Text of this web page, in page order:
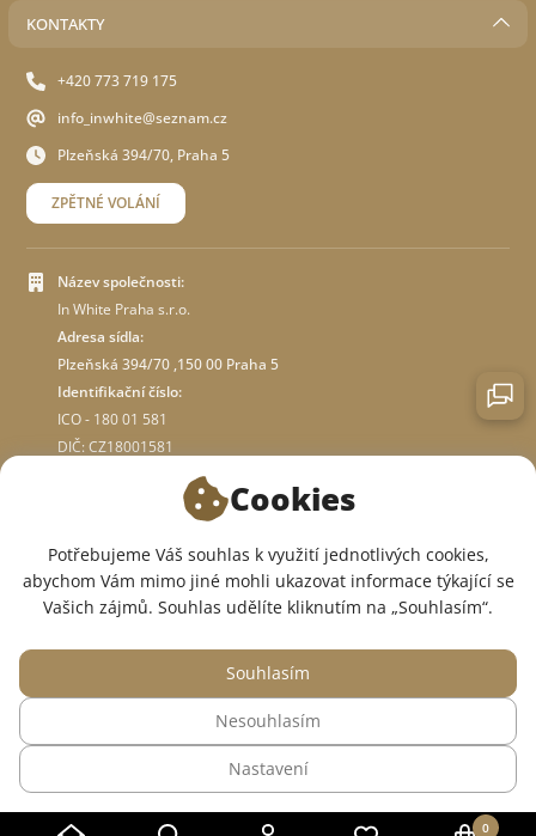
0
KONTAKTY
+420 773 719 175
info_inwhite@seznam.cz
Plzeňská 394/70, Praha 5
ZPĚTNÉ VOLÁNÍ
Název společnosti:
In White Praha s.r.o.
Adresa sídla:
Plzeňská 394/70 ,150 00 Praha 5
Identifikační číslo:
ICO - 180 01 581
DIČ: CZ18001581
JSME V SOCIÁLNÍCH SÍTÍCH:
© 2015 — 2026, Internetový obchod se zdravotním oblečením InWhite.
Web vytvořilSago Group
Cookies
Potřebujeme Váš souhlas k využití jednotlivých cookies,
abychom Vám mimo jiné mohli ukazovat informace týkající se
Vašich zájmů. Souhlas udělíte kliknutím na „Souhlasím“.
Nastavení
Nesouhlasím
Souhlasím